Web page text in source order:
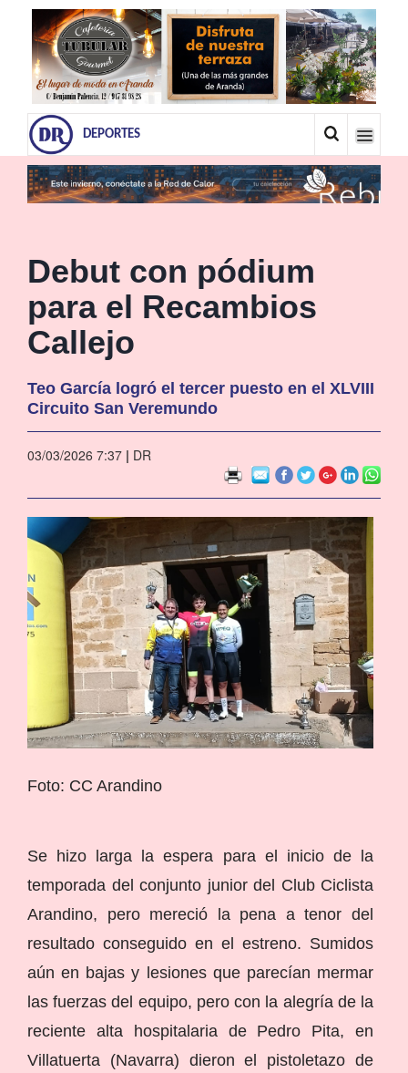
DEPORTES
Debut con pódium
para el Recambios
Callejo
Teo García logró el tercer puesto en el XLVIII
Circuito San Veremundo
03/03/2026 7:37 | DR
Foto: CC Arandino
Se hizo larga la espera para el inicio de la
temporada del conjunto junior del Club Ciclista
Arandino, pero mereció la pena a tenor del
resultado conseguido en el estreno. Sumidos
aún en bajas y lesiones que parecían mermar
las fuerzas del equipo, pero con la alegría de la
reciente alta hospitalaria de Pedro Pita, en
Villatuerta (Navarra) dieron el pistoletazo de